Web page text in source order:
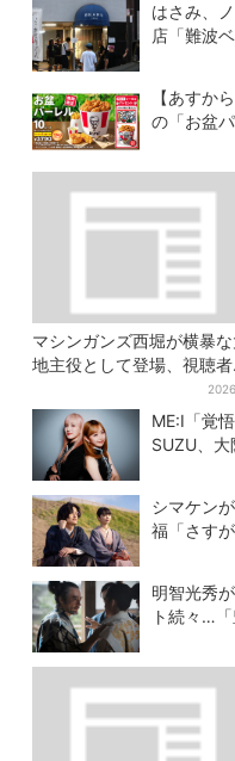
はさみ、
店「難波
【あすか
の「お盆
マシンガンズ西堀が横暴
地主役として登場、視聴者
き「似てる人かと思った
ら…」
ME:I「覚
SUZU、
シマケン
福「さす
明智光秀
ト続々…